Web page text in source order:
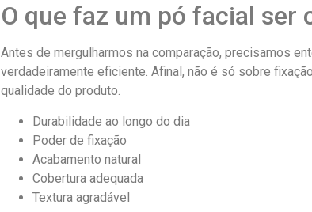
O que faz um pó facial ser
Antes de mergulharmos na comparação, precisamos
verdadeiramente eficiente. Afinal, não é só sobre
qualidade do produto.
Durabilidade ao longo do dia
Poder de fixação
Acabamento natural
Cobertura adequada
Textura agradável